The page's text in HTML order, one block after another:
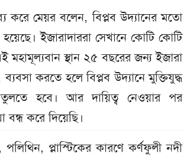
করে মেয়র বলেন, বিপ্লব উদ্যানের মতো
ইজারাদাররা সেখানে কোটি কোটি
মহামূল্যবান স্থান ২৫ বছরের জন্য ইজারা
করতে হলে বিপ্লব উদ্যানে মুক্তিযুদ্ধ
হবে। আর দায়িত্ব নেওয়ার পর
বন্ধ করে দিয়েছি।
প্লাস্টিকের কারণে কর্ণফুলী নদী